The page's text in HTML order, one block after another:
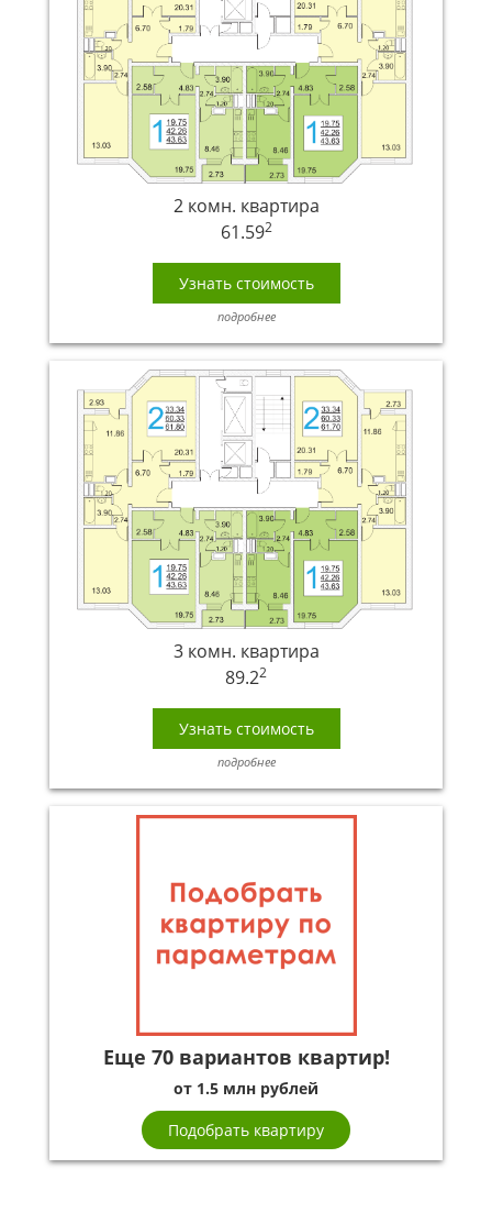
2 комн. квартира
61.592
Узнать стоимость
подробнее
3 комн. квартира
89.22
Узнать стоимость
подробнее
Еще 70 вариантов квартир!
от 1.5 млн рублей
Подобрать квартиру